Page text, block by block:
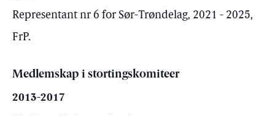
Representant nr 6 for Sør-Trøndelag, 2021 - 2025,
FrP.
Medlemskap i stortingskomiteer
2013-2017